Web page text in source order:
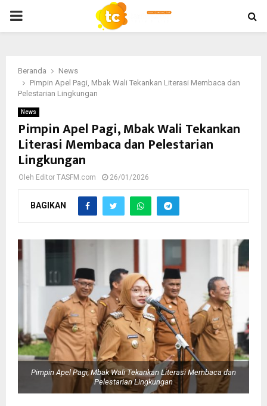
PRIMARY
Beranda
News
Pimpin Apel Pagi, Mbak Wali Tekankan Literasi Membaca dan
Pelestarian Lingkungan
News
Pimpin Apel Pagi, Mbak Wali Tekankan
Literasi Membaca dan Pelestarian
Lingkungan
Oleh Editor TASFM.com 26/01/2026
BAGIKAN
Pimpin Apel Pagi, Mbak Wali Tekankan Literasi Membaca dan
Pelestarian Lingkungan